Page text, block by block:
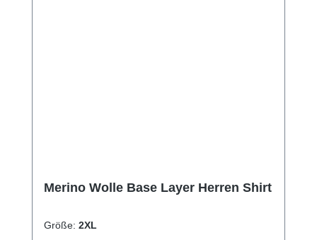
Merino Wolle Base Layer Herren Shirt
Größe: 2XL